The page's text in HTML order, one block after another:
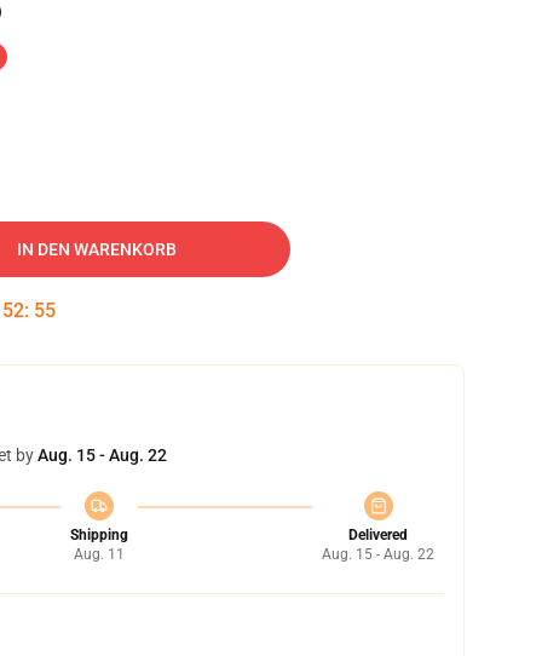
IN DEN WARENKORB
52: 55
byAug. 15 - Aug. 22
Shipping
Aug. 11
Delivered
Aug. 15 - Aug. 22